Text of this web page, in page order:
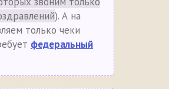
). А на
только чеки
федеральный